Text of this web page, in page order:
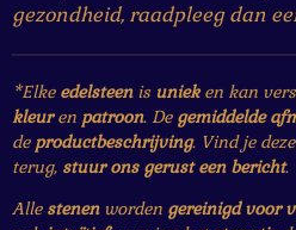
gezondheid, raadpleeg dan
*Elke edelsteenis unieken kan
kleuren patroon. De gemiddelde
de productbeschrijving. Vind je
terug, stuur ons gerust een bericht.
Alle stenenworden gereinigd voor